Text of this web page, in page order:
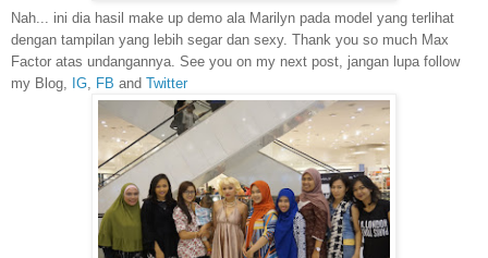
Nah... ini dia hasil make up demo ala Marilyn pada model yang terlihat
dengan tampilan yang lebih segar dan sexy. Thank you so much Max
Factor atas undangannya. See you on my next post, jangan lupa follow
my Blog, IG, FB and Twitter